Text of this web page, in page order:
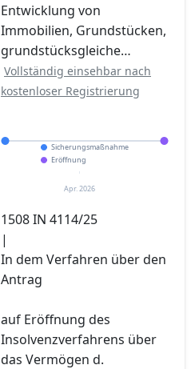
Entwicklung von
Immobilien, Grundstücken,
grundstücksgleiche…
Vollständig einsehbar nach
kostenloser Registrierung
Sicherungsmaßnahme
Eröffnung
Apr. 2026
1508 IN 4114/25
|
In dem Verfahren über den
Antrag
auf Eröffnung des
Insolvenzverfahrens über
das Vermögen d.